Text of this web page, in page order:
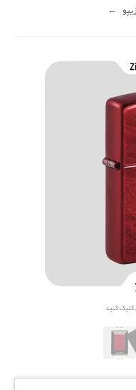
کلیک کنید